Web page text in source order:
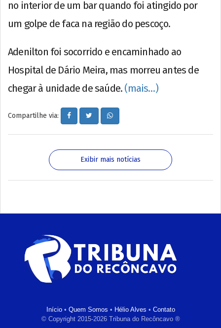
no interior de um bar quando foi atingido por
um golpe de faca na região do pescoço.
Adenilton foi socorrido e encaminhado ao
Hospital de Dário Meira, mas morreu antes de
chegar à unidade de saúde. (mais…)
Compartilhe via:
Exibir mais notícias
Início• Quem Somos • Hélio Alves • Contato
© Copyright 2015-2026 Tribuna do Recôncavo ®